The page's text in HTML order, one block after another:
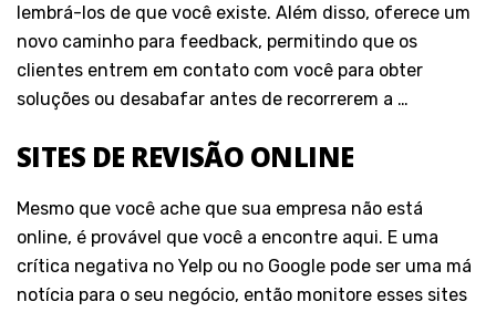
lembrá-los de que você existe. Além disso, oferece um
novo caminho para feedback, permitindo que os
clientes entrem em contato com você para obter
soluções ou desabafar antes de recorrerem a …
SITES DE REVISÃO ONLINE
Mesmo que você ache que sua empresa não está
online, é provável que você a encontre aqui. E uma
crítica negativa no Yelp ou no Google pode ser uma má
notícia para o seu negócio, então monitore esses sites